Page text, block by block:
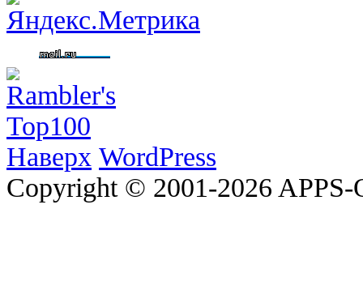
Наверх WordPress
Copyright © 2001-2026